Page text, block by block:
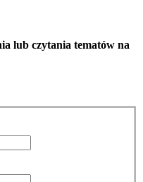
lub czytania tematów na